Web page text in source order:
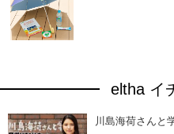
eltha イ
川島海荷さんと